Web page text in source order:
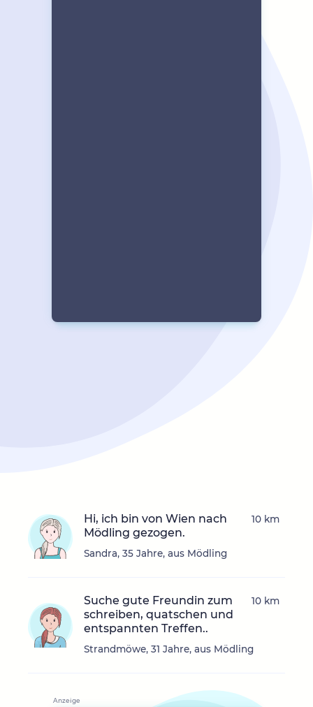
Hi, ich bin von Wien nach
Mödling gezogen.
Sandra, 35 Jahre, aus Mödling
10 km
Suche gute Freundin zum
schreiben, quatschen und
entspannten Treffen..
Strandmöwe, 31 Jahre, aus Mödling
10 km